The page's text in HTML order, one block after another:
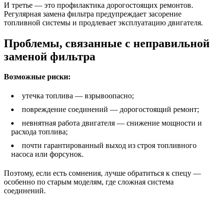
И третье — это профилактика дорогостоящих ремонтов.
Регулярная замена фильтра предупреждает засорение
топливной системы и продлевает эксплуатацию двигателя.
Проблемы, связанные с неправильной
заменой фильтра
Возможные риски:
утечка топлива — взрывоопасно;
повреждение соединений — дорогостоящий ремонт;
невнятная работа двигателя — снижение мощности и
расхода топлива;
почти гарантированный выход из строя топливного
насоса или форсунок.
Поэтому, если есть сомнения, лучше обратиться к спецу —
особенно по старым моделям, где сложная система
соединений.